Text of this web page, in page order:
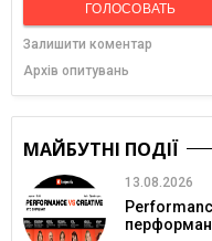
ГОЛОСОВАТЬ
Залишити коментар
Архів опитувань
МАЙБУТНІ ПОДІЇ
13.08.2026